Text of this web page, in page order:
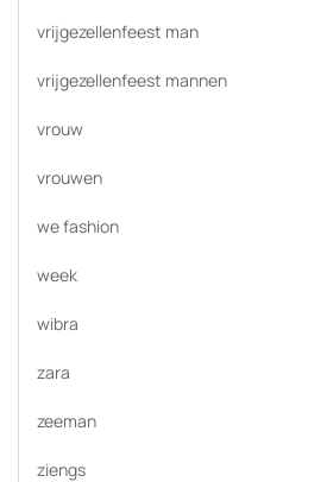
vrijgezellenfeest man
vrijgezellenfeest mannen
vrouw
vrouwen
we fashion
week
wibra
zara
zeeman
ziengs